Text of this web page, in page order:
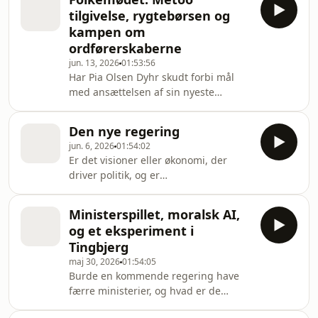
erkender, at det var sværere, end han
troede at forhandle med Iran. Er
politik sværere end man tror? Burde
Pia Olsen Dyhr ændre
kommunikationsstrategi, eller kan
man tie noget ihjel? Er det mærkeligt,
at Mattias Tesfaye ikke elsker
Socialdemokratiet, eller k
tilgivelse, rygtebørsen og
kampen om
ordførerskaberne
jun. 13, 202601:53:56
Har Pia Olsen Dyhr skudt forbi mål
med ansættelsen af sin nyeste
metoo-bølgen? Hvordan får man
fingrene i et godt ordførerskab, og er
det viden, eller interne anliggender,
der afgør, hvem der får hvilke poster i
et parti? Hvad er et godt rygte værd,
og hvad går Folkemødets rygter på?
Svingdøren er på Folkemødet og
samler tid
Den nye regering
jun. 6, 202601:54:02
Er det visioner eller økonomi, der
driver politik, og er
bedste ministerhold, og hvad er det
sværeste, når poster skal fordeles?
Hvad betyder det, at vi ikke længere
har en landbrugsminister, og hvad
siger landbruget om den danske ånd?
Kom med gennem Svingdøren og ind
i magtens maskinrum, hvor tidligere
Ministerspillet, moralsk AI,
og et eksperiment i
Tingbjerg
maj 30, 202601:54:05
Burde en kommende regering have
færre ministerier, og hvad er de